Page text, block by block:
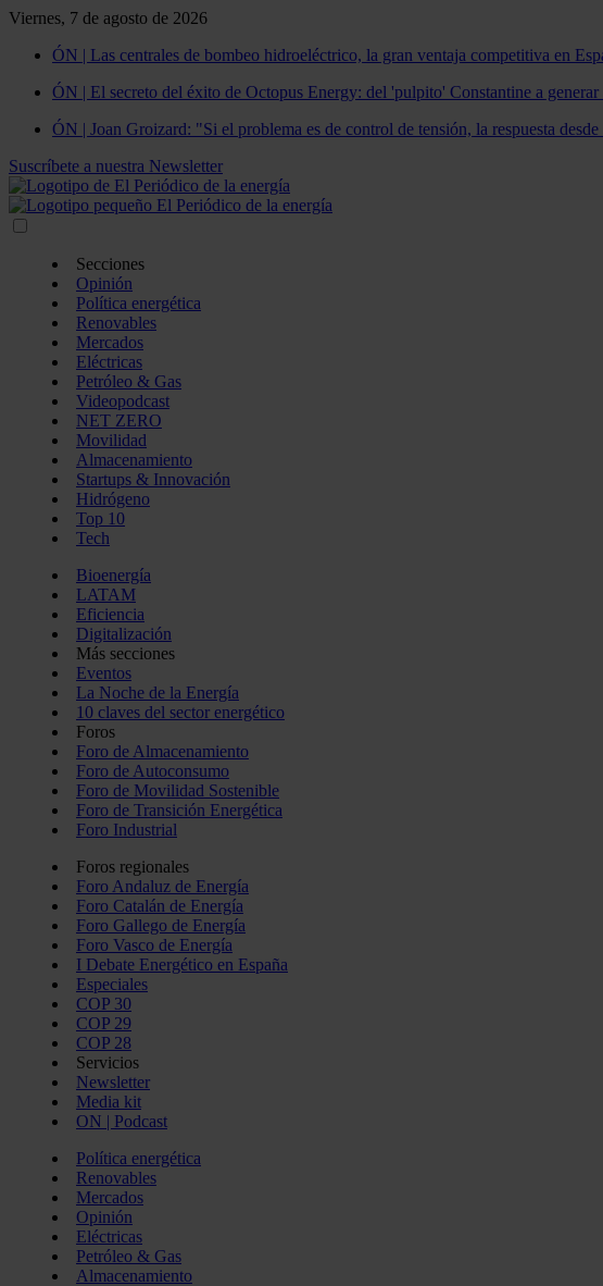
Viernes, 7 de agosto de 2026
ÓN | Las centrales de bombeo hidroeléctrico, la gran ventaja competitiva en
ÓN | El secreto del éxito de Octopus Energy: del 'pulpito' Constantine a
ÓN | Joan Groizard: "Si el problema es de control de tensión, la respuesta
Suscríbete a nuestra Newsletter
Secciones
Opinión
Política energética
Renovables
Mercados
Eléctricas
Petróleo & Gas
Videopodcast
NET ZERO
Movilidad
Almacenamiento
Startups & Innovación
Hidrógeno
Top 10
Tech
Bioenergía
LATAM
Eficiencia
Digitalización
Más secciones
Eventos
La Noche de la Energía
10 claves del sector energético
Foros
Foro de Almacenamiento
Foro de Autoconsumo
Foro de Movilidad Sostenible
Foro de Transición Energética
Foro Industrial
Foros regionales
Foro Andaluz de Energía
Foro Catalán de Energía
Foro Gallego de Energía
Foro Vasco de Energía
I Debate Energético en España
Especiales
COP 30
COP 29
COP 28
Servicios
Newsletter
Media kit
ON | Podcast
Política energética
Renovables
Mercados
Opinión
Eléctricas
Petróleo & Gas
Almacenamiento